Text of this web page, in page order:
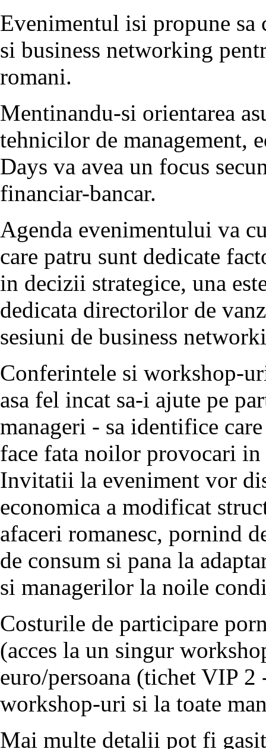
Evenimentul isi propune
si business networking
romani.
Mentinandu-si orientarea
tehnicilor de management,
Days va avea un focus
financiar-bancar.
Agenda evenimentului va
care patru sunt dedicate
in decizii strategice, una
dedicata directorilor de
sesiuni de business
Conferintele si workshop-
asa fel incat sa-i ajute pe
manageri - sa identifice
face fata noilor provocari
Invitatii la eveniment vor
economica a modificat
afaceri romanesc, pornind
de consum si pana la
si managerilor la noile
Costurile de participare
(acces la un singur
euro/persoana (tichet VIP
workshop-uri si la toate
Mai multe detalii pot fi